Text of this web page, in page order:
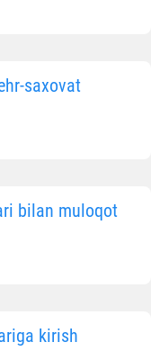
saxovat
bilan muloqot
kirish